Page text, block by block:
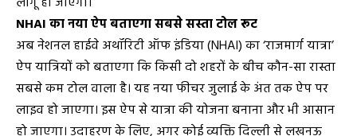
NHAI का नया ऐप बताएगा सबसे सस्ता टोल रूट
अब नेशनल हाईवे अथॉरिटी ऑफ इंडिया (NHAI) का ‘राजमार्ग यात्रा’
ऐप यात्रियों को बताएगा कि किसी दो शहरों के बीच कौन-सा रास्ता
सबसे कम टोल वाला है। यह नया फीचर जुलाई के अंत तक ऐप पर
लाइव हो जाएगा। इस ऐप से यात्रा की योजना बनाना और भी आसान